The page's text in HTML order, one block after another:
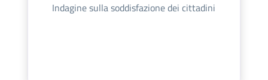
Indagine sulla soddisfazione dei cittadini